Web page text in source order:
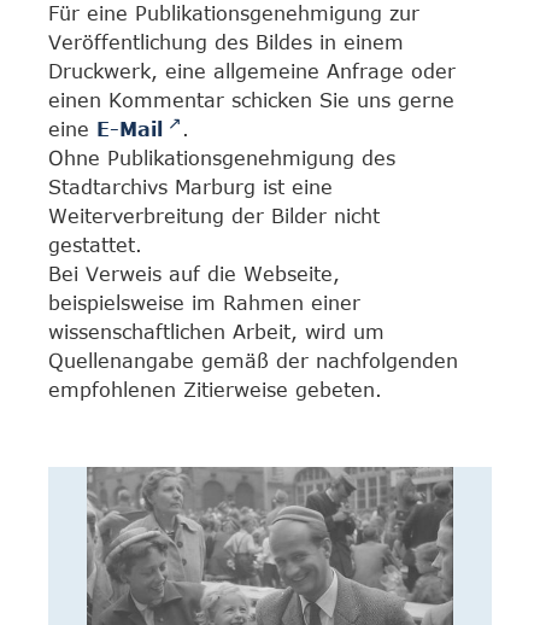
Für eine Publikationsgenehmigung zur
Veröffentlichung des Bildes in einem
Druckwerk, eine allgemeine Anfrage oder
einen Kommentar schicken Sie uns gerne
eine E-Mail
.
Ohne Publikationsgenehmigung des
Stadtarchivs Marburg ist eine
Weiterverbreitung der Bilder nicht
gestattet.
Bei Verweis auf die Webseite,
beispielsweise im Rahmen einer
wissenschaftlichen Arbeit, wird um
Quellenangabe gemäß der nachfolgenden
empfohlenen Zitierweise gebeten.